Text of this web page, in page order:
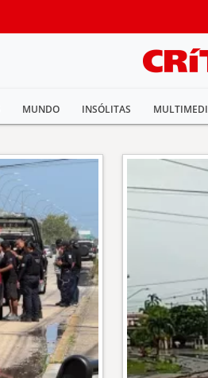
MUNDO INSÓLITAS